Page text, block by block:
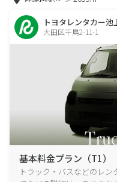
トヨタレンタカー池
大田区千鳥2-11-1
基本料金プラン（T1）
トラック・バスなどのレ